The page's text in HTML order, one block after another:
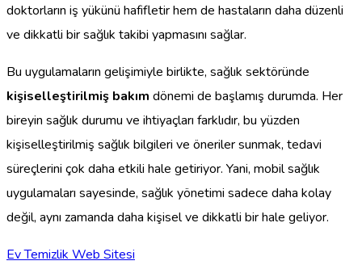
doktorların iş yükünü hafifletir hem de hastaların daha düzenli
ve dikkatli bir sağlık takibi yapmasını sağlar.
Bu uygulamaların gelişimiyle birlikte, sağlık sektöründe
kişiselleştirilmiş bakım dönemi de başlamış durumda. Her
bireyin sağlık durumu ve ihtiyaçları farklıdır, bu yüzden
kişiselleştirilmiş sağlık bilgileri ve öneriler sunmak, tedavi
süreçlerini çok daha etkili hale getiriyor. Yani, mobil sağlık
uygulamaları sayesinde, sağlık yönetimi sadece daha kolay
değil, aynı zamanda daha kişisel ve dikkatli bir hale geliyor.
Ev Temizlik Web Sitesi